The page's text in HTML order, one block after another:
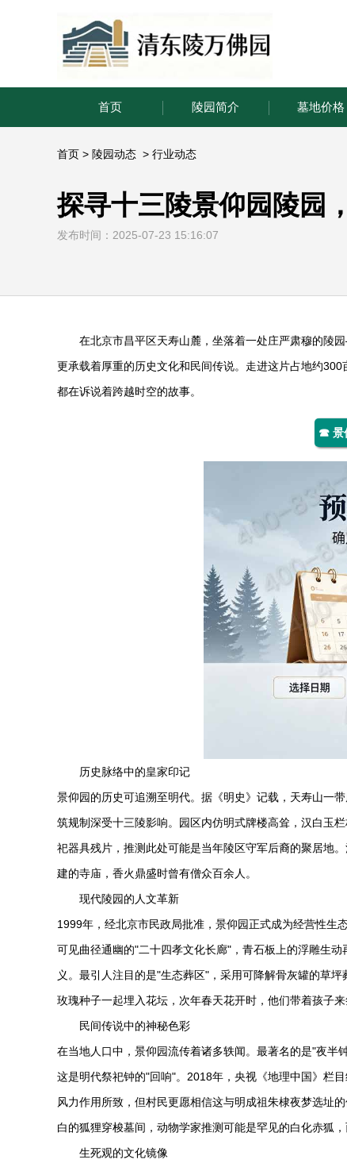
首页 陵园简介 墓地价格
首页 > 陵园动态 > 行业动态
探寻十三陵景仰园陵园
发布时间：2025-07-23 15:16:07
在北京市昌平区天寿山麓，坐落着一处庄严肃穆的陵
更承载着厚重的历史文化和民间传说。走进这片占地约
都在诉说着跨越时空的故事。
☎ 景
历史脉络中的皇家印记
景仰园的历史可追溯至明代。据《明史》记载，天寿山一
筑规制深受十三陵影响。园区内仿明式牌楼高耸，汉白玉
祀器具残片，推测此处可能是当年陵区守军后裔的聚居
建的寺庙，香火鼎盛时曾有僧众百余人。
现代陵园的人文革新
1999年，经北京市民政局批准，景仰园正式成为经营性生
可见曲径通幽的"二十四孝文化长廊"，青石板上的浮雕生
义。最引人注目的是"生态葬区"，采用可降解骨灰罐的草
玫瑰种子一起埋入花坛，次年春天花开时，他们带着孩子
民间传说中的神秘色彩
在当地人口中，景仰园流传着诸多轶闻。最著名的是"夜
这是明代祭祀钟的"回响"。2018年，央视《地理中国》栏
风力作用所致，但村民更愿相信这与明成祖朱棣夜梦选
白的狐狸穿梭墓间，动物学家推测可能是罕见的白化赤狐
生死观的文化镜像